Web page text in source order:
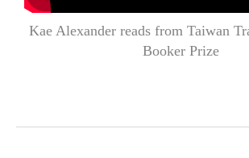
Kae Alexander reads from Taiwan
Booker Prize